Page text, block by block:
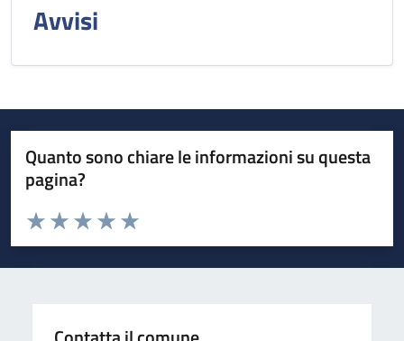
Avvisi
Quanto sono chiare le informazioni su questa
pagina?
Valuta da 1 a 5 stelle la pagina
Valuta 5 stelle su 5
Valuta 4 stelle su 5
Valuta 3 stelle su 5
Valuta 2 stelle su 5
Valuta 1 stelle su 5